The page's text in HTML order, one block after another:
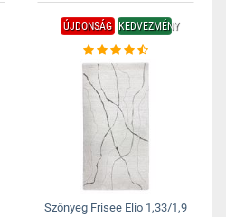
ÚJDONSÁG KEDVEZMÉNY
Szőnyeg Frisee Elio 1,33/1,9